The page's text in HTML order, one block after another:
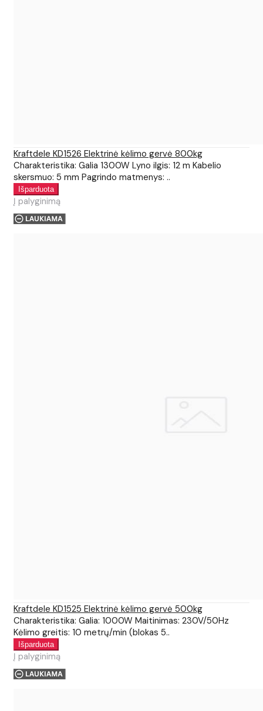
Kraftdele KD1526 Elektrinė kėlimo gervė 800kg
Charakteristika: Galia 1300W Lyno ilgis: 12 m Kabelio
skersmuo: 5 mm Pagrindo matmenys: ..
Į palyginimą
Kraftdele KD1525 Elektrinė kėlimo gervė 500kg
Charakteristika: Galia: 1000W Maitinimas: 230V/50Hz
Kėlimo greitis: 10 metrų/min (blokas 5..
Į palyginimą